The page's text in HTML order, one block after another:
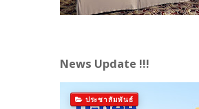
News Update !!!
ประชาสัมพันธ์